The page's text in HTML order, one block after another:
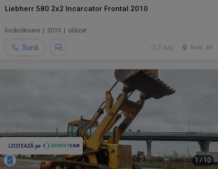
Liebherr 580 2x2 Incarcator Frontal 2010
Încărcătoare | 2010 | utilizat
Sună Arad, AR
2 aug.
1/10